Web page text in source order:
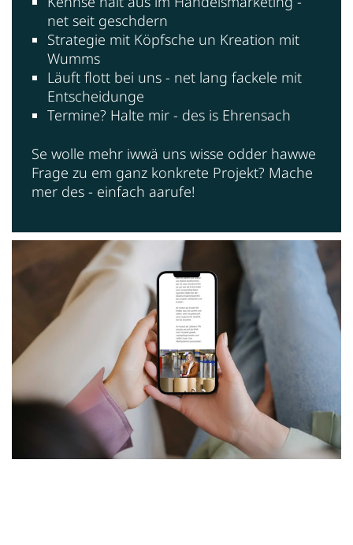
net seit geschdern
Strategie mit Köpfsche un Kreation mit
Wumms
Läuft flott bei uns - net lang fackele mit
Entscheidunge
Termine? Halte mir - des is Ehrensach
Se wolle mehr iwwä uns wisse odder hawwe
Frage zu em ganz konkrete Projekt? Mache
mer des - einfach aarufe!